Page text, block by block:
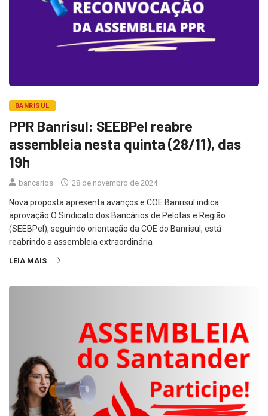
BANRISUL
PPR Banrisul: SEEBPel reabre
assembleia nesta quinta (28/11), das
19h
bancarios 28 de novembro de 2024
Nova proposta apresenta avanços e COE Banrisul indica
aprovação O Sindicato dos Bancários de Pelotas e Região
(SEEBPel), seguindo orientação da COE do Banrisul, está
reabrindo a assembleia extraordinária
LEIA MAIS